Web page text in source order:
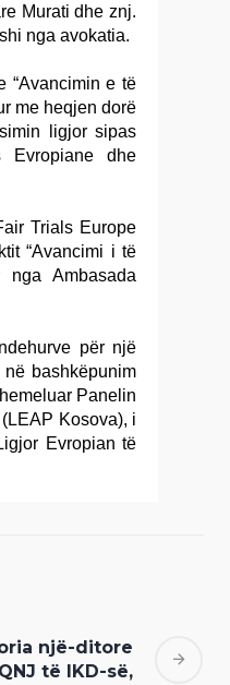
Murati dhe znj.
nga avokatia.
“Avancimin e të
me heqjen dorë
ligjor sipas
Evropiane dhe
Trials Europe
“Avancimi i të
nga Ambasada
për një
bashkëpunim
Panelin
Kosova), i
Evropian të
një-ditore
të IKD-së,